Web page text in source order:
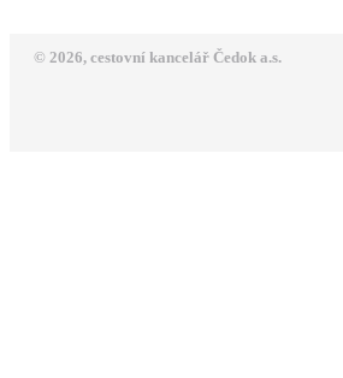
© 2026, cestovní kancelář Čedok a.s.